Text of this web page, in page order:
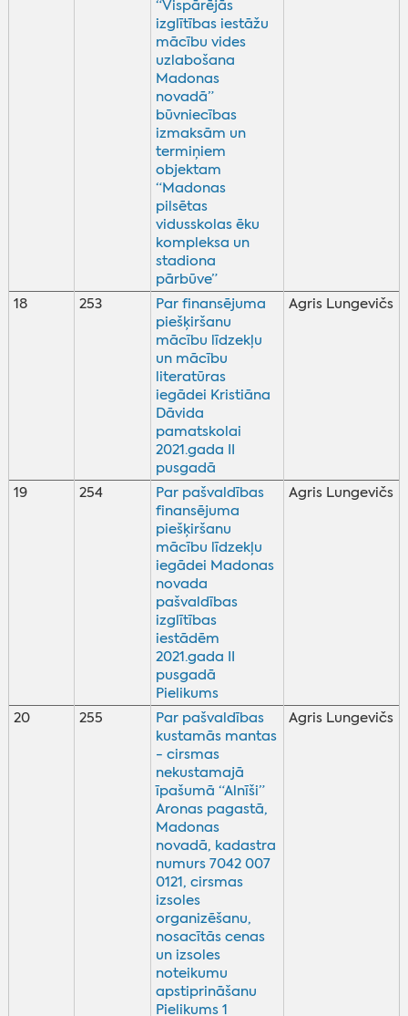
“Vispārējās
izglītības iestāžu
mācību vides
uzlabošana
Madonas
novadā”
būvniecības
izmaksām un
termiņiem
objektam
“Madonas
pilsētas
vidusskolas ēku
kompleksa un
stadiona
pārbūve”
18
253
Par finansējuma
piešķiršanu
mācību līdzekļu
un mācību
literatūras
iegādei Kristiāna
Dāvida
pamatskolai
2021.gada II
pusgadā
Agris Lungevičs
19 254
Par pašvaldības
finansējuma
piešķiršanu
mācību līdzekļu
iegādei Madonas
novada
pašvaldības
izglītības
iestādēm
2021.gada II
pusgadā
Pielikums
Agris Lungevičs
20 255
Par pašvaldības
kustamās mantas
- cirsmas
nekustamajā
īpašumā “Alnīši”
Aronas pagastā,
Madonas
novadā, kadastra
numurs 7042 007
0121, cirsmas
izsoles
organizēšanu,
nosacītās cenas
un izsoles
noteikumu
apstiprināšanu
Pielikums 1
Agris Lungevičs